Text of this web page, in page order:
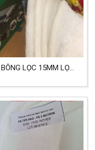
BÔNG LỌC 15MM LỌC
PHÒNG SƠN, NHÀ MÁY
GỖ VÀ ỐNG KHÓI